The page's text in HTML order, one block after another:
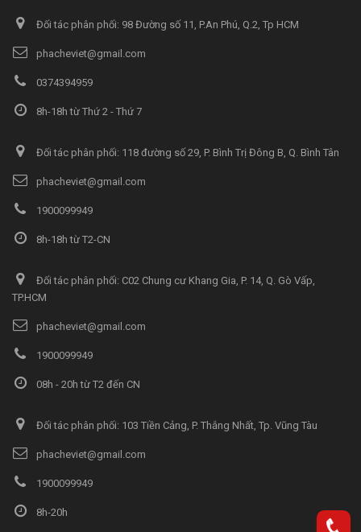
Đối tác phân phối: 98 Đường số 11, P.An Phú, Q.2, Tp HCM
phacheviet@gmail.com
0374394959
8h-18h từ Thứ 2 - Thứ 7
Đối tác phân phối: 118 đường số 29, P. Bình Trị Đông B, Q. Bình Tân
phacheviet@gmail.com
1900099949
8h-18h từ T2-CN
Đối tác phân phối: C02 Chung cư Khang Gia, P. 14, Q. Gò Vấp,
TP.HCM
phacheviet@gmail.com
1900099949
08h - 20h từ T2 đến CN
Đối tác phân phối: 103 Tiền Cảng, P. Thắng Nhất, Tp. Vũng Tàu
phacheviet@gmail.com
1900099949
8h-20h